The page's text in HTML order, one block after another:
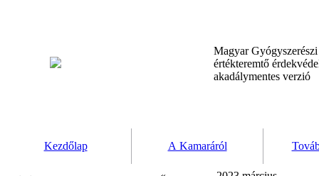
Magyar
értékteremtő
akadálymentes verzió
Kezdőlap A Kamaráról